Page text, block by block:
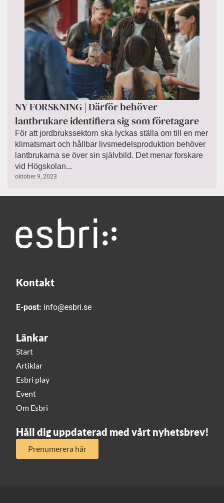
NY FORSKNING | Därför behöver
lantbrukare identifiera sig som företagare
För att jordbrukssektorn ska lyckas ställa om till en mer
klimatsmart och hållbar livsmedelsproduktion behöver
lantbrukarna se över sin självbild. Det menar forskare
vid Högskolan...
oktober 9, 2023
Kontakt
E-post: info@esbri.se
Länkar
Start
Artiklar
Esbri play
Event
Om Esbri
Håll dig uppdaterad med vårt nyhetsbrev!
Prenumerera här